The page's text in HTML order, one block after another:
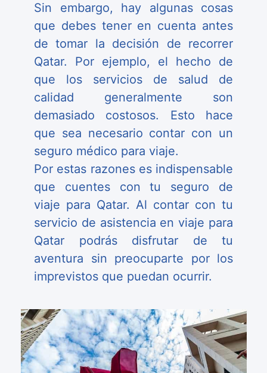
Sin embargo, hay algunas cosas
que debes tener en cuenta antes
de tomar la decisión de recorrer
Qatar. Por ejemplo, el hecho de
que los servicios de salud de
calidad generalmente son
demasiado costosos. Esto hace
que sea necesario contar con un
seguro médico para viaje.
Por estas razones es indispensable
que cuentes con tu seguro de
viaje para Qatar. Al contar con tu
servicio de asistencia en viaje para
Qatar podrás disfrutar de tu
aventura sin preocuparte por los
imprevistos que puedan ocurrir.